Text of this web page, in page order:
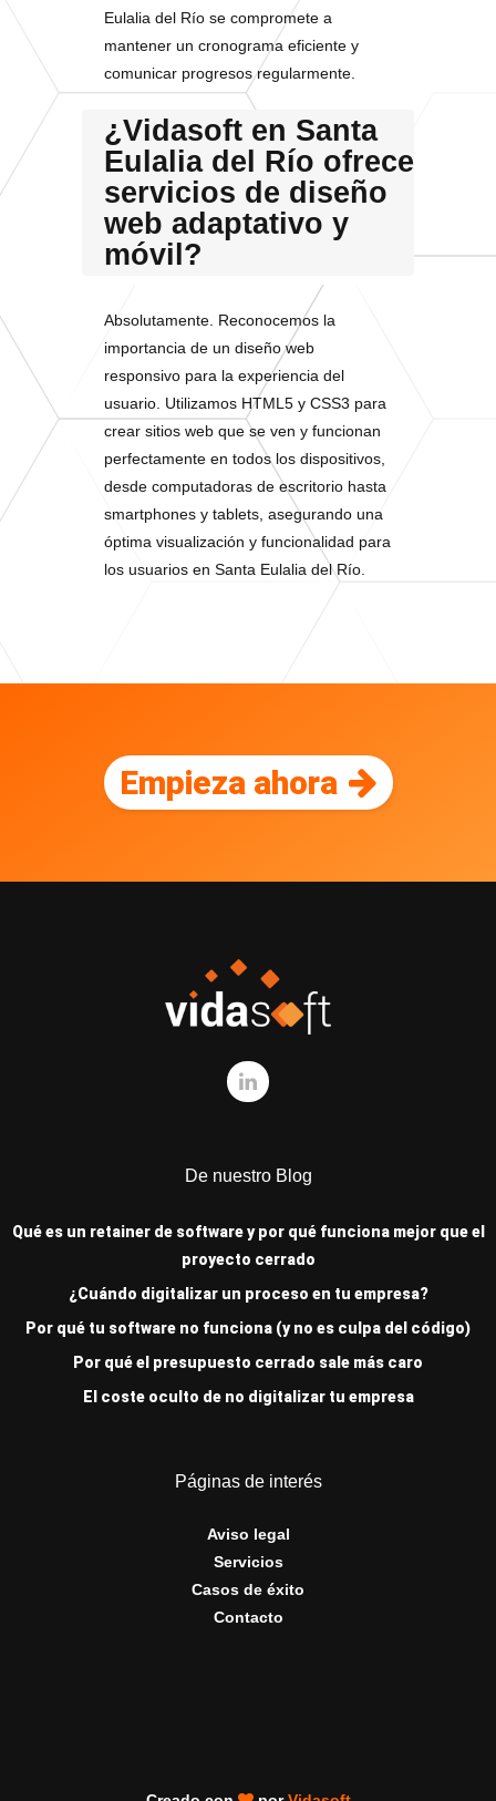
Eulalia del Río se compromete a
mantener un cronograma eficiente y
comunicar progresos regularmente.
¿Vidasoft en Santa
Eulalia del Río ofrece
servicios de diseño
web adaptativo y
móvil?
Absolutamente. Reconocemos la
importancia de un diseño web
responsivo para la experiencia del
usuario. Utilizamos HTML5 y CSS3 para
crear sitios web que se ven y funcionan
perfectamente en todos los dispositivos,
desde computadoras de escritorio hasta
smartphones y tablets, asegurando una
óptima visualización y funcionalidad para
los usuarios en Santa Eulalia del Río.
Empieza ahora
De nuestro Blog
Qué es un retainer de software y por qué funciona mejor que el
proyecto cerrado
¿Cuándo digitalizar un proceso en tu empresa?
Por qué tu software no funciona (y no es culpa del código)
Por qué el presupuesto cerrado sale más caro
El coste oculto de no digitalizar tu empresa
Páginas de interés
Aviso legal
Servicios
Casos de éxito
Contacto